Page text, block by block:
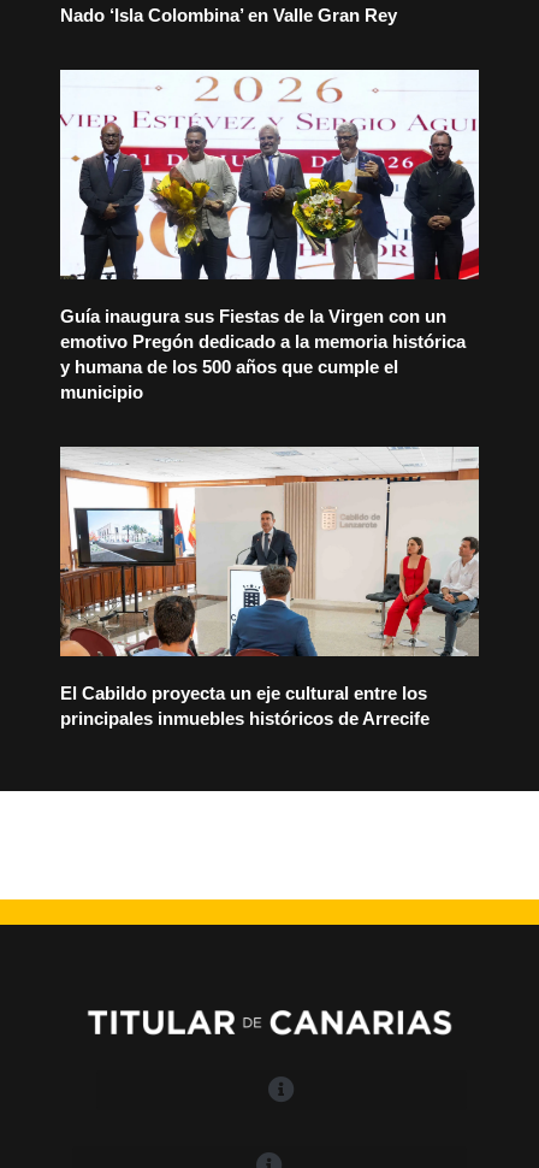
Nado ‘Isla Colombina’ en Valle Gran Rey
Guía inaugura sus Fiestas de la Virgen con un
emotivo Pregón dedicado a la memoria histórica
y humana de los 500 años que cumple el
municipio
El Cabildo proyecta un eje cultural entre los
principales inmuebles históricos de Arrecife